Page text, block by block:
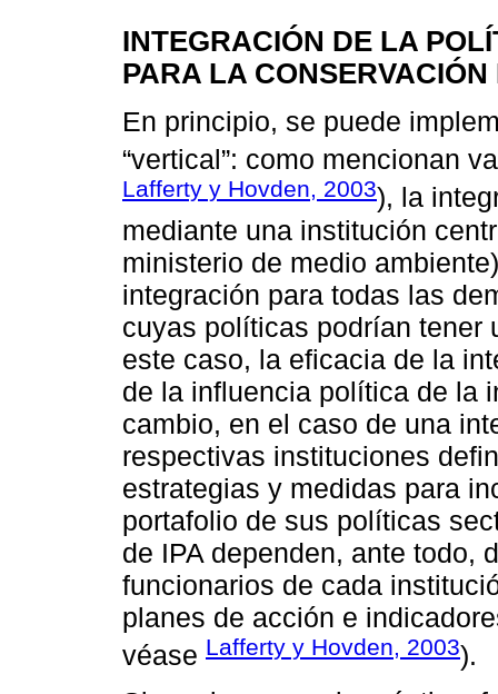
INTEGRACIÓN DE LA
PARA LA
En principio, se puede
“vertical”: como mencionan
Lafferty y Hovden, 2003), la
mediante una institución
ministerio de medio
integración para todas las
cuyas políticas podrían tener
este caso, la eficacia de la
de la influencia política de la
cambio, en el caso de una
respectivas instituciones
estrategias y medidas para
portafolio de sus políticas
de IPA dependen, ante todo,
funcionarios de cada
planes de acción e
véase Lafferty y Hovden, 2003).